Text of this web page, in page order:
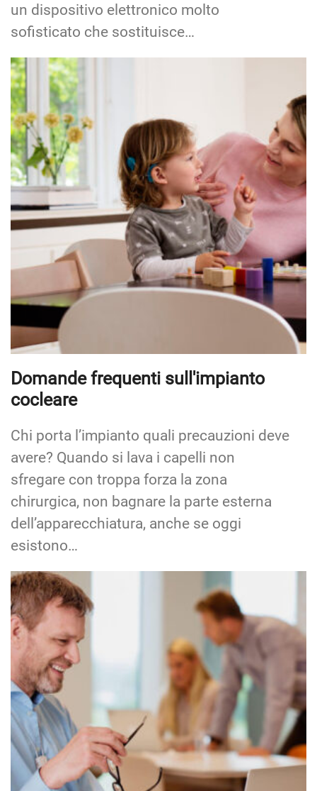
un dispositivo elettronico molto
sofisticato che sostituisce…
Domande frequenti sull'impianto
cocleare
Chi porta l’impianto quali precauzioni deve
avere? Quando si lava i capelli non
sfregare con troppa forza la zona
chirurgica, non bagnare la parte esterna
dell’apparecchiatura, anche se oggi
esistono…